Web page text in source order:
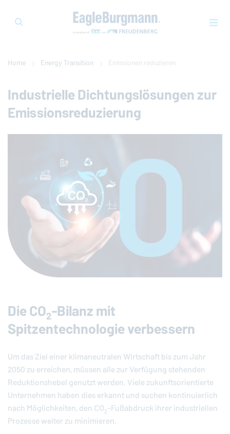
Home Energy Transition Emissionen reduzieren
Industrielle Dichtungslösungen zur
Emissionsreduzierung
Die CO2-Bilanz mit
Spitzentechnologie verbessern
Um das Ziel einer klimaneutralen Wirtschaft bis zum Jahr
2050 zu erreichen, müssen alle zur Verfügung stehenden
Reduktionshebel genutzt werden. Viele zukunftsorientierte
Unternehmen haben dies erkannt und suchen kontinuierlich
nach Möglichkeiten, den CO2-Fußabdruck ihrer industriellen
Prozesse weiter zu minimieren.